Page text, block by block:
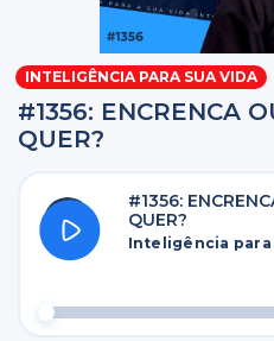
INTELIGÊNCIA PARA SUA VIDA
#1356: ENCRENCA
QUER?
#1356:
QUER?
Inteligência para